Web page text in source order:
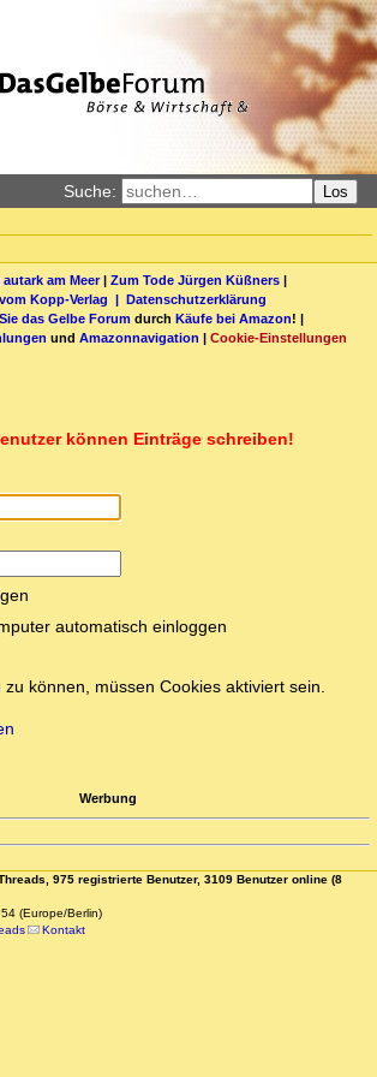
Suche: Los
am Meer| Zum Tode Jürgen Küßners |
Kopp-Verlag | Datenschutzerklärung
das Gelbe Forum durch Käufe bei Amazon! |
und Amazonnavigation | Cookie-Einstellungen
können Einträge schreiben!
automatisch einloggen
zu können, müssen Cookies aktiviert sein.
Werbung
975 registrierte Benutzer, 3109 Benutzer online (8
(Europe/Berlin)
Kontakt